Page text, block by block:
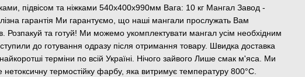
підвісом та ніжками 540х400х990мм Вага: 10 кг Мангал Завод -
гарантія Ми гарантуємо, що наші мангали прослужать Вам
Розпакуй та готуй! Ми можемо укомплектувати мангал усім необхідним
до готування одразу після отримання товару. Швидка доставка
терміни по всій Україні. Нічого зайвого Лише смак м'яса. Ми
термостійку фарбу, яка витримує температуру 800°С.